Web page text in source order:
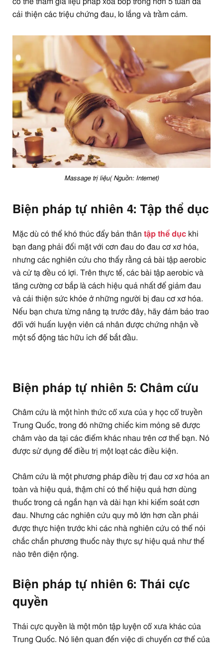
cải thiện các triệu chứng đau, lo lắng và trầm cảm.
Massage trị liệu( Nguồn: Internet)
Biện pháp tự nhiên 4: Tập thể dục
Mặc dù có thể khó thúc đẩy bản thân tập thể dục khi
bạn đang phải đối mặt với cơn đau do đau cơ xơ hóa,
nhưng các nghiên cứu cho thấy rằng cả bài tập aerobic
và cử tạ đều có lợi. Trên thực tế, các bài tập aerobic và
tăng cường cơ bắp là cách hiệu quả nhất để giảm đau
và cải thiện sức khỏe ở những người bị đau cơ xơ hóa.
Nếu bạn chưa từng nâng tạ trước đây, hãy đảm bảo trao
đổi với huấn luyện viên cá nhân được chứng nhận về
một số động tác hữu ích để bắt đầu.
Biện pháp tự nhiên 5: Châm cứu
Châm cứu là một hình thức cổ xưa của y học cổ truyền
Trung Quốc, trong đó những chiếc kim mỏng sẽ được
châm vào da tại các điểm khác nhau trên cơ thể bạn. Nó
được sử dụng để điều trị một loạt các điều kiện.
Châm cứu là một phương pháp điều trị đau cơ xơ hóa an
toàn và hiệu quả, thậm chí có thể hiệu quả hơn dùng
thuốc trong cả ngắn hạn và dài hạn khi kiểm soát cơn
đau. Nhưng các nghiên cứu quy mô lớn hơn cần phải
được thực hiện trước khi các nhà nghiên cứu có thể nói
chắc chắn phương thuốc này thực sự hiệu quả như thế
nào trên diện rộng.
Biện pháp tự nhiên 6: Thái cực
quyền
Thái cực quyền là một môn tập luyện cổ xưa khác của
Trung Quốc. Nó liên quan đến việc di chuyển cơ thể của